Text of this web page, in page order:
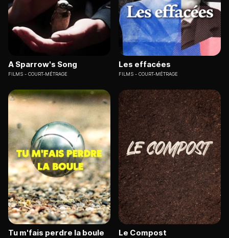
A Sparrow's Song
FILMS COURT-MÉTRAGE
Les effacées
FILMS COURT-MÉTRAGE
Tu m'fais perdre la boule Le Compost